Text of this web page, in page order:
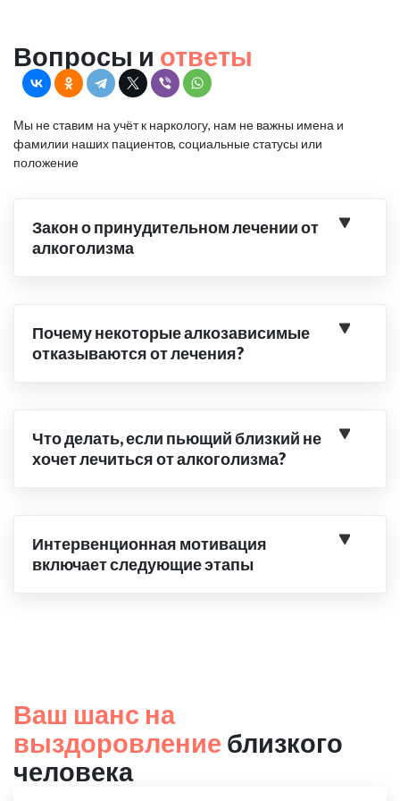
Вопросы и ответы
Мы не ставим на учёт к наркологу, нам не важны имена и
фамилии наших пациентов, социальные статусы или
положение
Закон о принудительном лечении от
алкоголизма
Почему некоторые алкозависимые
отказываются от лечения?
Что делать, если пьющий близкий не
хочет лечиться от алкоголизма?
Интервенционная мотивация
включает следующие этапы
Ваш шанс на
выздоровление близкого
человека